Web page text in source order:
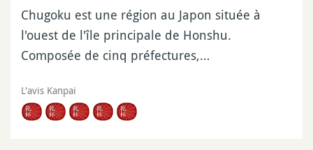
Chugoku est une région au Japon située à
l'ouest de l'île principale de Honshu.
Composée de cinq préfectures,…
L'avis Kanpai